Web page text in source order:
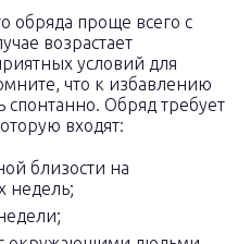
обряда проще всего с
возрастает
условий для
что к избавлению
спонтанно. Обряд требует
входят:
близости на
недель;